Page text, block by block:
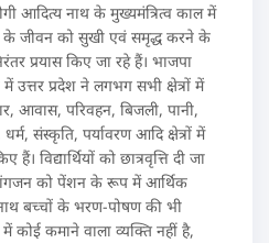
आदित्य नाथ के मुख्यमंत्रित्व काल में
के जीवन को सुखी एवं समृद्ध करने के
प्रयास किए जा रहे हैं। भाजपा
उत्तर प्रदेश ने लगभग सभी क्षेत्रों में
आवास, परिवहन, बिजली, पानी,
धर्म, संस्कृति, पर्यावरण आदि क्षेत्रों में
विद्यार्थियों को छात्रवृत्ति दी जा
को पेंशन के रूप में आर्थिक
बच्चों के भरण-पोषण की भी
में कोई कमाने वाला व्यक्ति नहीं है,